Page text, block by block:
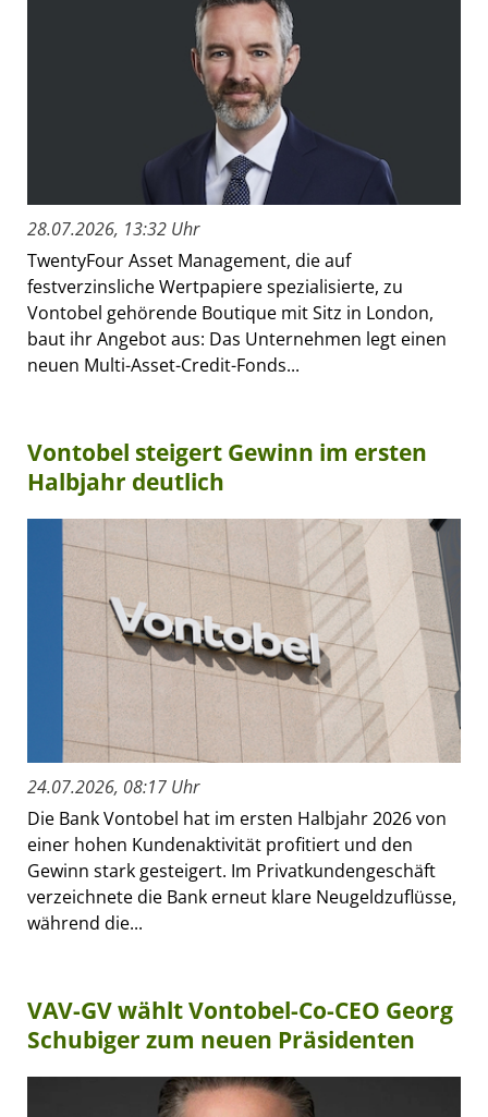
28.07.2026, 13:32 Uhr
TwentyFour Asset Management, die auf
festverzinsliche Wertpapiere spezialisierte, zu
Vontobel gehörende Boutique mit Sitz in London,
baut ihr Angebot aus: Das Unternehmen legt einen
neuen Multi-Asset-Credit-Fonds...
Vontobel steigert Gewinn im ersten
Halbjahr deutlich
24.07.2026, 08:17 Uhr
Die Bank Vontobel hat im ersten Halbjahr 2026 von
einer hohen Kundenaktivität profitiert und den
Gewinn stark gesteigert. Im Privatkundengeschäft
verzeichnete die Bank erneut klare Neugeldzuflüsse,
während die...
VAV-GV wählt Vontobel-Co-CEO Georg
Schubiger zum neuen Präsidenten